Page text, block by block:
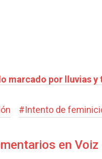
marcado por lluvias
#Intento de
en Voiz